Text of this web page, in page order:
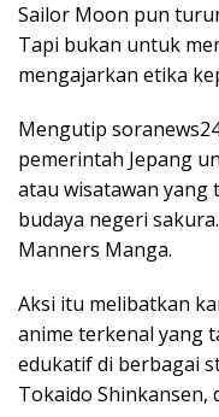
Sailor Moon pun
Tapi bukan untuk
mengajarkan etika
Mengutip
pemerintah Jepang
atau wisatawan
budaya negeri
Manners Manga.
Aksi itu melibatkan
anime terkenal yang
edukatif di berbagai
Tokaido Shinkansen,